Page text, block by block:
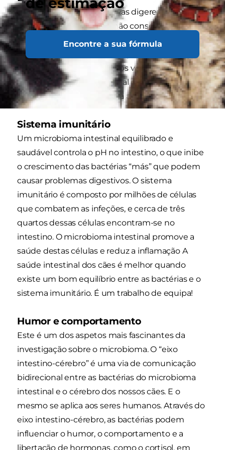
Encontre a sua fórmula
Como dissemos, as bactérias digerem a fibra
alimentar que o seu cão não consegue digerir
por si só. Durante este processo de digestão, as
bactérias produzem ácidos gordos,
denominados ácidos gordos voláteis, que
melhoram a saúde intestinal e ajudam na
absorção dos nutrientes da alimentação.
Sistema imunitário
Um microbioma intestinal equilibrado e
saudável controla o pH no intestino, o que inibe
o crescimento das bactérias “más” que podem
causar problemas digestivos. O sistema
imunitário é composto por milhões de células
que combatem as infeções, e cerca de três
quartos dessas células encontram-se no
intestino. O microbioma intestinal promove a
saúde destas células e reduz a inflamação A
saúde intestinal dos cães é melhor quando
existe um bom equilíbrio entre as bactérias e o
sistema imunitário. É um trabalho de equipa!
Humor e comportamento
Este é um dos aspetos mais fascinantes da
investigação sobre o microbioma. O “eixo
intestino-cérebro” é uma via de comunicação
bidirecional entre as bactérias do microbioma
intestinal e o cérebro dos nossos cães. E o
mesmo se aplica aos seres humanos. Através do
eixo intestino-cérebro, as bactérias podem
influenciar o humor, o comportamento e a
libertação de hormonas, como o cortisol, em